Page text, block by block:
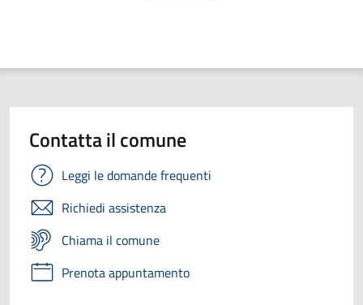
Contatta il comune
Leggi le domande frequenti
Richiedi assistenza
Chiama il comune
Prenota appuntamento